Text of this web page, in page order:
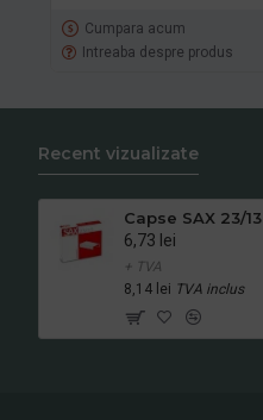
Cumpara acum
Intreaba despre produs
Recent vizualizate
Capse SAX 23/13
6,73 lei
+ TVA
8,14 lei TVA inclus